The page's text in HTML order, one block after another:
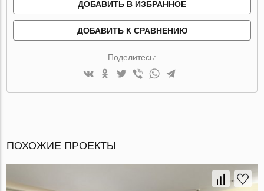
ДОБАВИТЬ В ИЗБРАННОЕ
ДОБАВИТЬ К СРАВНЕНИЮ
Поделитесь:
ПОХОЖИЕ ПРОЕКТЫ